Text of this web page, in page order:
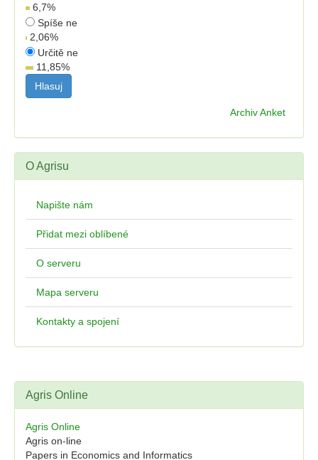
6,7%
Spíše ne
2,06%
Určitě ne
11,85%
Archiv Anket
O Agrisu
Napište nám
Přidat mezi oblíbené
O serveru
Mapa serveru
Kontakty a spojení
Agris Online
Agris Online
Agris on-line
Papers in Economics and Informatics